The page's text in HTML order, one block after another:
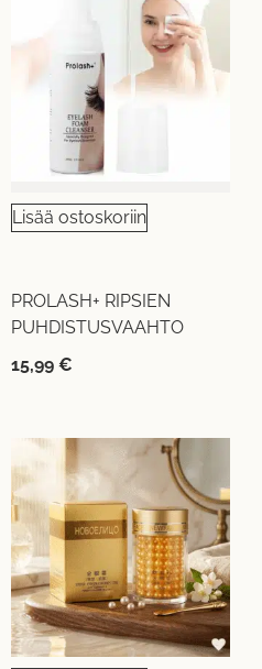
Lisää ostoskoriin
PROLASH+ RIPSIEN
PUHDISTUSVAAHTO
15,99 €